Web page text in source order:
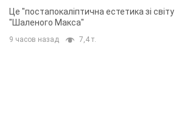
Це "постапокаліптична естетика зі світу
"Шаленого Макса"
9 часов назад 7,4 т.